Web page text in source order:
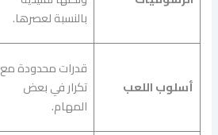
بالنسبة لعصرها.
أسلوب اللعب
قدرات محدودة مع
تكرار في بعض
المهام.